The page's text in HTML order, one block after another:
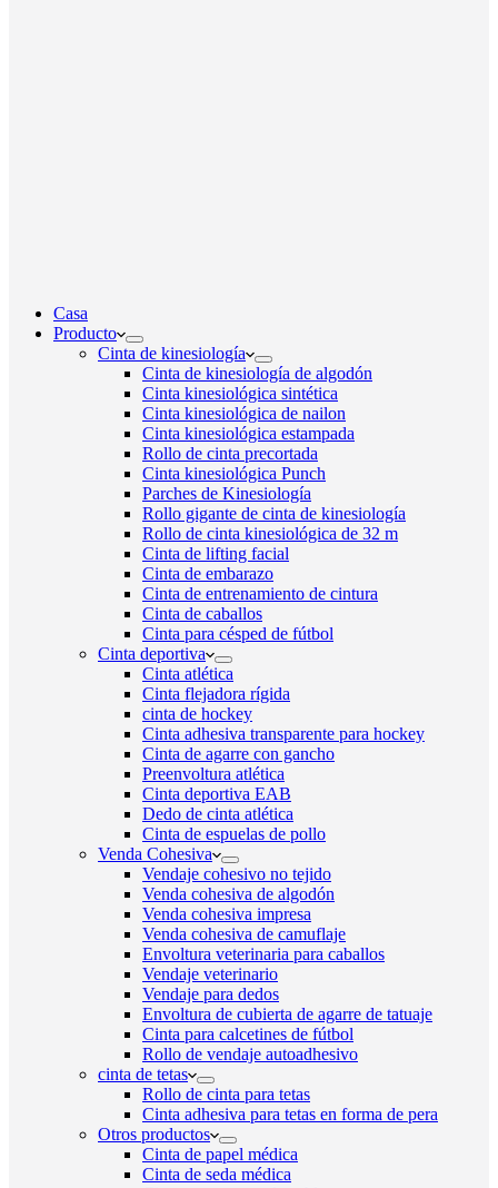
Casa
Producto
Cinta de kinesiología
Cinta de kinesiología de algodón
Cinta kinesiológica sintética
Cinta kinesiológica de nailon
Cinta kinesiológica estampada
Rollo de cinta precortada
Cinta kinesiológica Punch
Parches de Kinesiología
Rollo gigante de cinta de kinesiología
Rollo de cinta kinesiológica de 32 m
Cinta de lifting facial
Cinta de embarazo
Cinta de entrenamiento de cintura
Cinta de caballos
Cinta para césped de fútbol
Cinta deportiva
Cinta atlética
Cinta flejadora rígida
cinta de hockey
Cinta adhesiva transparente para hockey
Cinta de agarre con gancho
Preenvoltura atlética
Cinta deportiva EAB
Dedo de cinta atlética
Cinta de espuelas de pollo
Venda Cohesiva
Vendaje cohesivo no tejido
Venda cohesiva de algodón
Venda cohesiva impresa
Venda cohesiva de camuflaje
Envoltura veterinaria para caballos
Vendaje veterinario
Vendaje para dedos
Envoltura de cubierta de agarre de tatuaje
Cinta para calcetines de fútbol
Rollo de vendaje autoadhesivo
cinta de tetas
Rollo de cinta para tetas
Cinta adhesiva para tetas en forma de pera
Otros productos
Cinta de papel médica
Cinta de seda médica